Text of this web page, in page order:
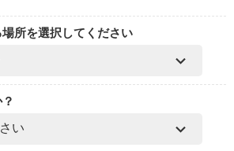
所を選択してください